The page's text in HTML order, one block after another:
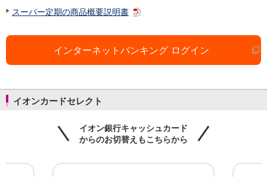
スーパー定期の商品概要説明書
インターネットバンキング ログイン
イオンカードセレクト
イオン銀行キャッシュカード
からのお切替えもこちらから